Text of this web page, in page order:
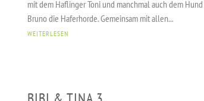
mit dem Haflinger Toni und manchmal auch dem Hund
Bruno die Haferhorde. Gemeinsam mit allen...
WEITERLESEN